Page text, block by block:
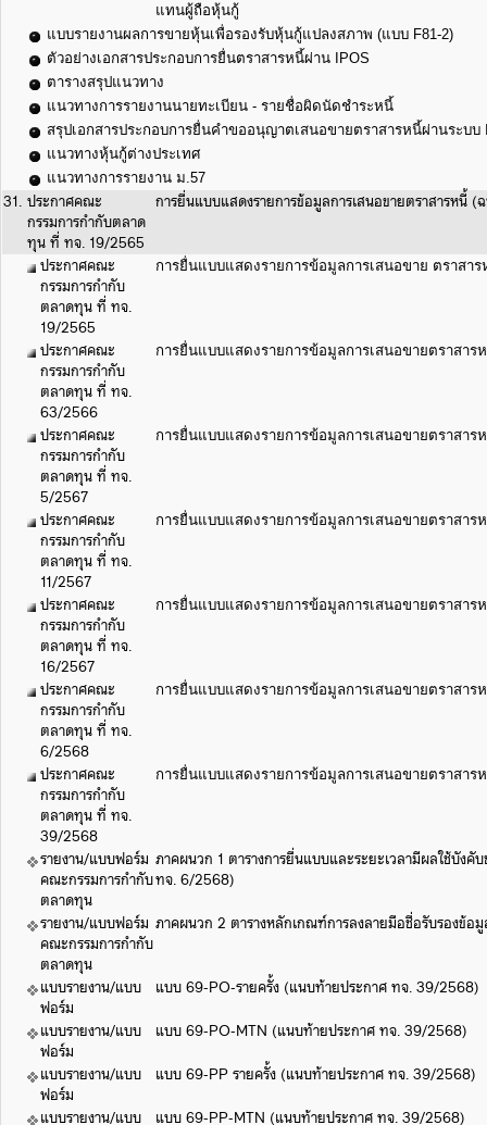
แทนผู้ถือหุ้นกู้
แบบรายงานผลการขายหุ้นเพื่อรองรับหุ้นกู้แปลงสภาพ (แบบ F81-2)
ตัวอย่างเอกสารประกอบการยื่นตราสารหนี้ผ่าน IPOS
ตารางสรุปแนวทาง
แนวทางการรายงานนายทะเบียน - รายชื่อผิดนัดชำระหนี้
สรุปเอกสารประกอบการยื่นคำขออนุญาตเสนอขายตราสารหนี้ผ่านระบบ
แนวทางหุ้นกู้ต่างประเทศ
แนวทางการรายงาน ม.57
31. ประกาศคณะ
กรรมการกำกับตลาด
ทุน ที่ ทจ. 19/2565
การยื่นแบบแสดงรายการข้อมูลการเสนอขายตราสารหนี้
ประกาศคณะ
กรรมการกำกับ
ตลาดทุน ที่ ทจ.
19/2565
การยื่นแบบแสดงรายการข้อมูลการเสนอขาย ตราสาร
ประกาศคณะ
กรรมการกำกับ
ตลาดทุน ที่ ทจ.
63/2566
การยื่นแบบแสดงรายการข้อมูลการเสนอขายตราสาร
ประกาศคณะ
กรรมการกำกับ
ตลาดทุน ที่ ทจ.
5/2567
การยื่นแบบแสดงรายการข้อมูลการเสนอขายตราสาร
ประกาศคณะ
กรรมการกำกับ
ตลาดทุน ที่ ทจ.
11/2567
การยื่นแบบแสดงรายการข้อมูลการเสนอขายตราสาร
ประกาศคณะ
กรรมการกำกับ
ตลาดทุน ที่ ทจ.
16/2567
การยื่นแบบแสดงรายการข้อมูลการเสนอขายตราสาร
ประกาศคณะ
กรรมการกำกับ
ตลาดทุน ที่ ทจ.
6/2568
การยื่นแบบแสดงรายการข้อมูลการเสนอขายตราสาร
ประกาศคณะ
กรรมการกำกับ
ตลาดทุน ที่ ทจ.
39/2568
การยื่นแบบแสดงรายการข้อมูลการเสนอขายตราสาร
รายงาน/แบบฟอร์ม
คณะกรรมการกำกับ
ตลาดทุน
ภาคผนวก 1 ตารางการยื่นแบบและระยะเวลามีผลใช้บัง
ทจ. 6/2568)
รายงาน/แบบฟอร์ม
คณะกรรมการกำกับ
ตลาดทุน
ภาคผนวก 2 ตารางหลักเกณฑ์การลงลายมือชื่อรับรองข้อ
แบบรายงาน/แบบ
ฟอร์ม
แบบ 69-PO-รายครั้ง (แนบท้ายประกาศ ทจ. 39/2568)
แบบรายงาน/แบบ
ฟอร์ม
แบบ 69-PO-MTN (แนบท้ายประกาศ ทจ. 39/2568)
แบบรายงาน/แบบ
ฟอร์ม
แบบ 69-PP รายครั้ง (แนบท้ายประกาศ ทจ. 39/2568)
แบบรายงาน/แบบ
แบบ 69-PP-MTN (แนบท้ายประกาศ ทจ. 39/2568)